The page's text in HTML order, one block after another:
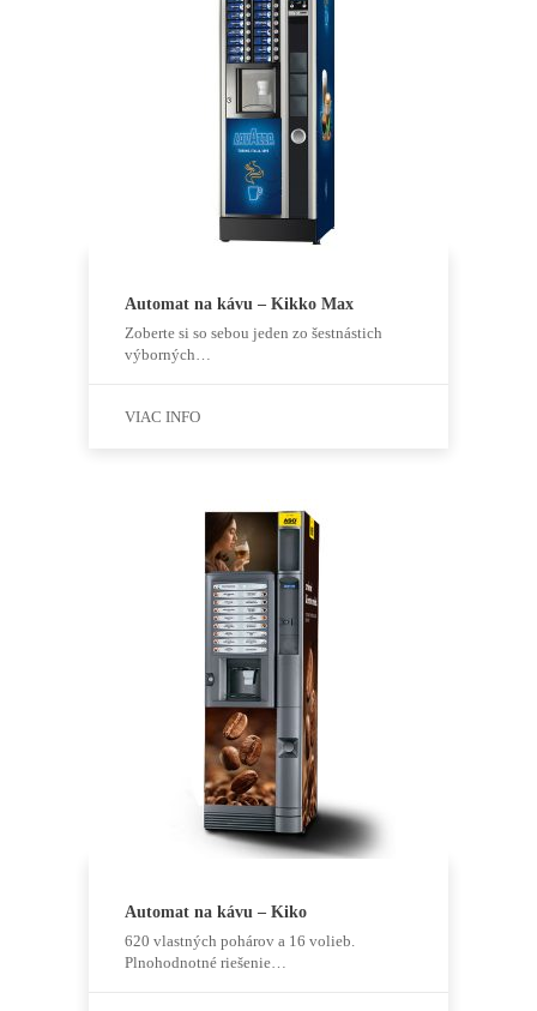
Automat na kávu – Kikko Max
Zoberte si so sebou jeden zo šestnástich
výborných…
VIAC INFO
Automat na kávu – Kiko
620 vlastných pohárov a 16 volieb.
Plnohodnotné riešenie…